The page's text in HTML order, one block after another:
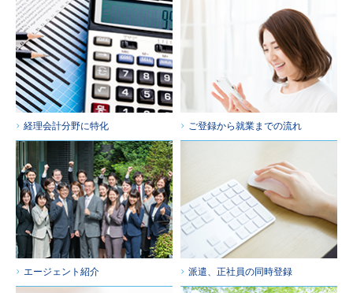
経理会計分野に特化 ご登録から就業までの流れ
エージェント紹介 派遣、正社員の同時登録